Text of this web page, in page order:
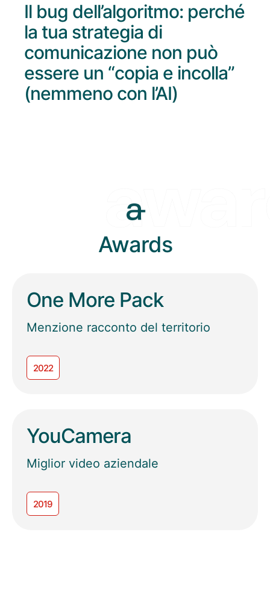
Il bug dell’algoritmo: perché
la tua strategia di
comunicazione non può
essere un “copia e incolla”
(nemmeno con l’AI)
Awards
One More Pack
Menzione racconto del territorio
2022
YouCamera
Miglior video aziendale
2019